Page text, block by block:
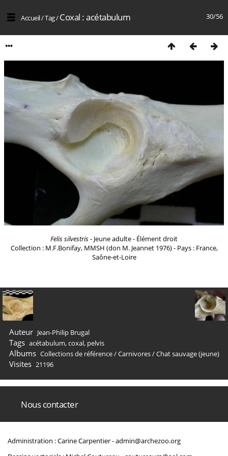
30/56
Accueil/Tag/Coxal : acétabulum
Felis silvestris- Jeune adulte - Élément droit
Collection : M.F.Bonifay, MMSH (don M. Jeannet 1976) - Pays : France,
Saône-et-Loire
Auteur Jean-Philip Brugal
Tags acétabulum,coxal, pelvis
Albums Collections de référence/Carnivores/Chat sauvage (jeune)
Visites 21196
Nous contacter
Administration : Carine Carpentier -admin@archezoo.org